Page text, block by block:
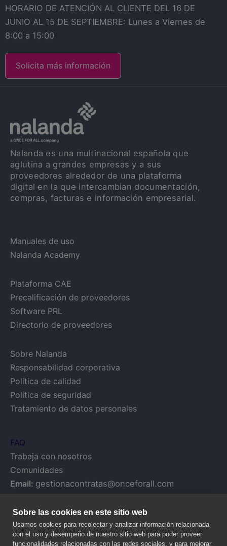
HORARIO DE ATENCIÓN AL CLIENTE DEL 16 DE
JUNIO AL 15 DE SEPTIEMBRE: Lunes a Viernes de
8:00 a 15:00
Solicita más información
Nalanda es una multinacional española que
aglutina a grandes empresas y a sus
proveedores alrededor de una plataforma
digital en la que intercambian documentación,
compras, facturas e información empresarial.
Manuales de uso
Nalanda Academy
Plataforma CAE
Precalificación de proveedores
Software PRL
Directorio de proveedores
Sobre Nalanda
Responsabilidad corporativa
Política de calidad
Política de seguridad
Tratamiento de datos personales
FAQ
Trabaja con nosotros
Comunidades
Email: gestionacontratas@onceforall.com
Sobre las cookies en este sitio web
Usamos cookies para recolectar y analizar información relacionada
con el uso y desempeño de nuestro sitio web para poder proveer
funcionalidades relacionadas con las redes sociales, y para mejorar